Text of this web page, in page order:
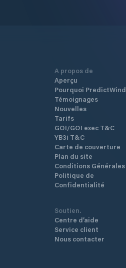
A propos de
Aperçu
Pourquoi PredictWind
Témoignages
Nouvelles
Tarifs
GO!/GO! exec T&C
YB3i T&C
Carte de couverture
Plan du site
Conditions Générales
Politique de
Confidentialité
Soutien.
Centre d’aide
Service client
Nous contacter